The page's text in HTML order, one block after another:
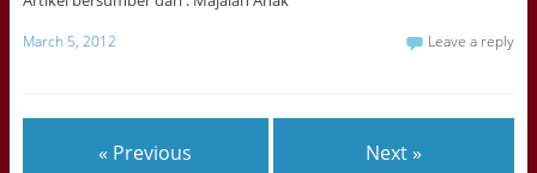
March 5, 2012 Leave a reply
« Previous Next »